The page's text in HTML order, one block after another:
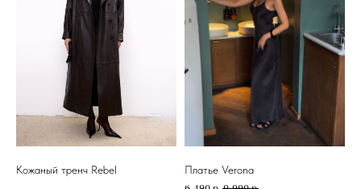
Кожаный тренч Rebel Платье Verona